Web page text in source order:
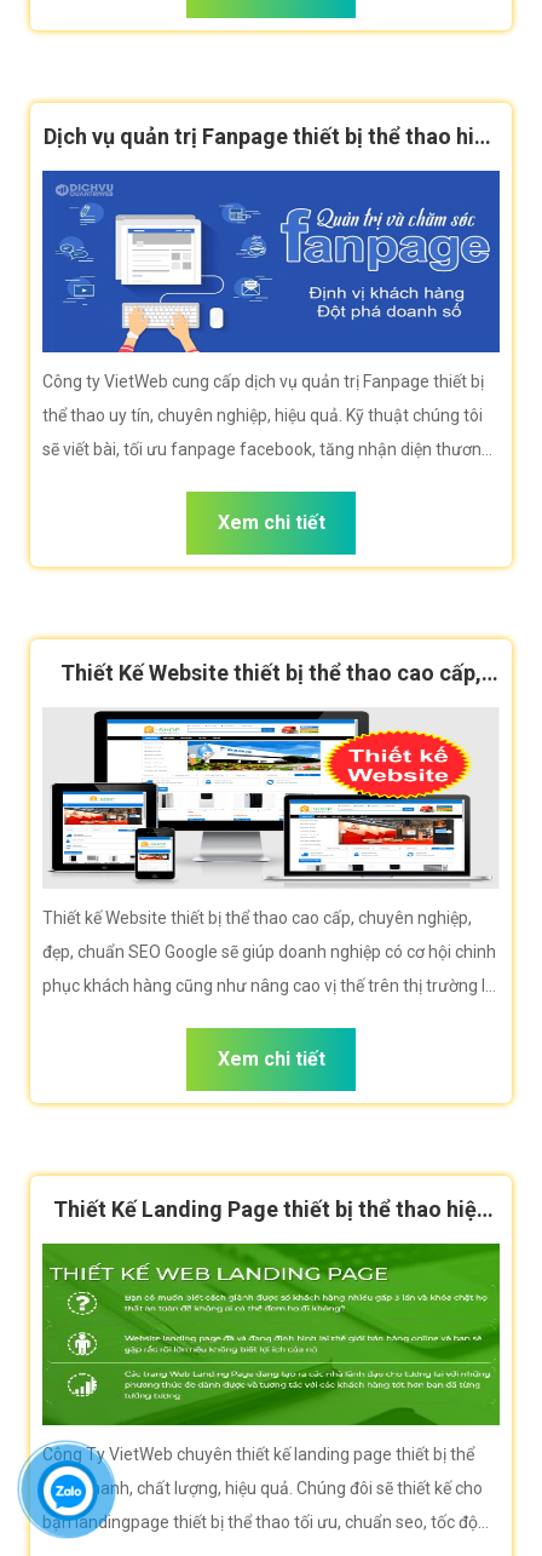
Dịch vụ quản trị Fanpage thiết bị thể thao hiệu
Công ty VietWeb cung cấp dịch vụ quản trị Fanpage thiết bị
thể thao uy tín, chuyên nghiệp, hiệu quả. Kỹ thuật chúng tôi
sẽ viết bài, tối ưu fanpage facebook, tăng nhận diện thương
Xem chi tiết
Thiết Kế Website thiết bị thể thao cao cấp,
chuẩn SEO
Thiết kế Website thiết bị thể thao cao cấp, chuyên nghiệp,
đẹp, chuẩn SEO Google sẽ giúp doanh nghiệp có cơ hội chinh
phục khách hàng cũng như nâng cao vị thế trên thị trường là
Xem chi tiết
Thiết Kế Landing Page thiết bị thể thao hiệu
quả
Công Ty VietWeb chuyên thiết kế landing page thiết bị thể
thao nhanh, chất lượng, hiệu quả. Chúng đôi sẽ thiết kế cho
bạn landingpage thiết bị thể thao tối ưu, chuẩn seo, tốc độ